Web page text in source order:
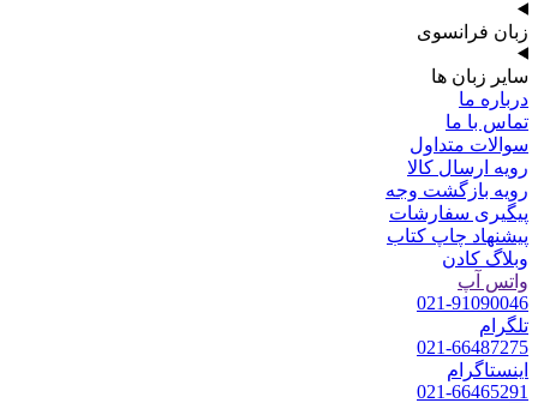
زبان فرانسوی
سایر زبان ها
درباره ما
تماس با ما
سوالات متداول
رویه ارسال کالا
رویه بازگشت وجه
پیگیری سفارشات
پیشنهاد چاپ کتاب
وبلاگ کادن
واتس آپ
021-91090046
تلگرام
021-66487275
اینستاگرام
021-66465291